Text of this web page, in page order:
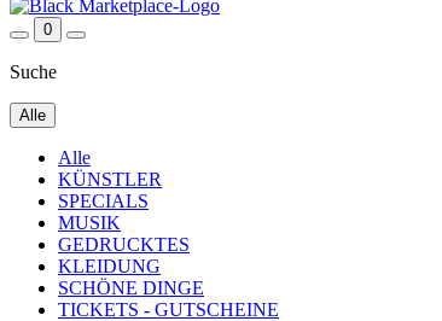
0
Suche
Alle
Alle
KÜNSTLER
SPECIALS
MUSIK
GEDRUCKTES
KLEIDUNG
SCHÖNE DINGE
TICKETS - GUTSCHEINE